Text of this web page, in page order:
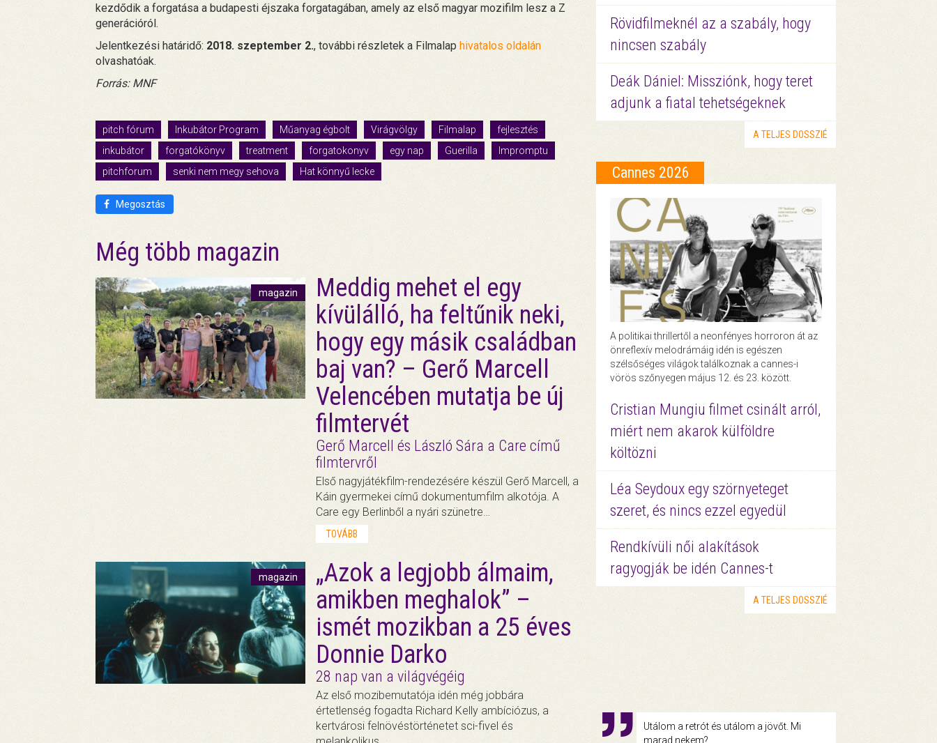
kezdődik a forgatása a budapesti éjszaka forgatagában, amely az első magyar mozifilm lesz a Z
generációról.
Jelentkezési határidő: 2018. szeptember 2., további részletek a Filmalap hivatalos oldalán
olvashatóak.
Forrás: MNF
pitch fórum Inkubátor Program Műanyag égbolt Virágvölgy Filmalap
fejlesztés
inkubátor
forgatókönyv treatment forgatokonyv egy nap Guerilla
Impromptu
pitchforum
senki nem megy sehova Hat könnyű lecke
Megosztás
Még több magazin
magazin
Meddig mehet el egy
kívülálló, ha feltűnik neki,
hogy egy másik családban
baj van? – Gerő Marcell
Velencében mutatja be új
filmtervét
Gerő Marcell és László Sára a Care című
filmtervről
Első nagyjátékfilm-rendezésére készül Gerő Marcell, a
Káin gyermekei című dokumentumfilm alkotója. A
Care egy Berlinből a nyári szünetre…
TOVÁBB
magazin
„Azok a legjobb álmaim,
amikben meghalok” –
ismét mozikban a 25 éves
Donnie Darko
28 nap van a világvégéig
Az első mozibemutatója idén még jobbára
értetlenség fogadta Richard Kelly ambíciózus, a
kertvárosi felnövéstörténetet sci-fivel és
Rövidfilmeknél az a szabály, hogy
nincsen szabály
Deák Dániel: Missziónk, hogy teret
adjunk a fiatal tehetségeknek
A TELJES DOSSZIÉ
Cannes 2026
A politikai thrillertől a neonfényes horroron át az
önreflexív melodrámáig idén is egészen
szélsőséges világok találkoznak a cannes-i
vörös szőnyegen május 12. és 23. között.
Cristian Mungiu filmet csinált arról,
miért nem akarok külföldre
költözni
Léa Seydoux egy szörnyeteget
szeret, és nincs ezzel egyedül
Rendkívüli női alakítások
ragyogják be idén Cannes-t
A TELJES DOSSZIÉ
Utálom a retrót és utálom a jövőt. Mi
marad nekem?